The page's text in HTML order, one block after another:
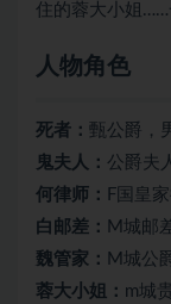
住的蓉大小姐
人物角色
死者： 甄公爵，
鬼夫人： 公爵夫
何律师： F国皇
白邮差： M城邮
魏管家： M城公
蓉大小姐： m城